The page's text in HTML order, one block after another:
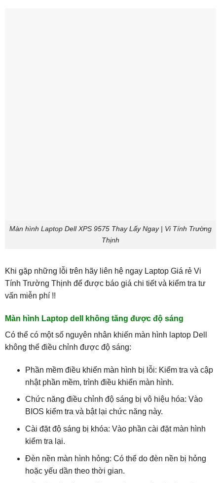
Màn hình Laptop Dell XPS 9575 Thay Lấy Ngay | Vi Tính Trường
Thịnh
Khi gặp những lỗi trên hãy liên hệ ngay Laptop Giá rẻ Vi
Tính Trường Thịnh để được báo giá chi tiết và kiểm tra tư
vấn miễn phí !!
Màn hình Laptop dell không tăng được độ sáng
Có thể có một số nguyên nhân khiến màn hình laptop Dell
không thể điều chỉnh được độ sáng:
Phần mềm điều khiển màn hình bị lỗi: Kiểm tra và cập
nhật phần mềm, trình điều khiển màn hình.
Chức năng điều chỉnh độ sáng bị vô hiệu hóa: Vào
BIOS kiểm tra và bật lại chức năng này.
Cài đặt độ sáng bị khóa: Vào phần cài đặt màn hình
kiểm tra lại.
Đèn nền màn hình hỏng: Có thể do đèn nền bị hỏng
hoặc yếu dần theo thời gian.